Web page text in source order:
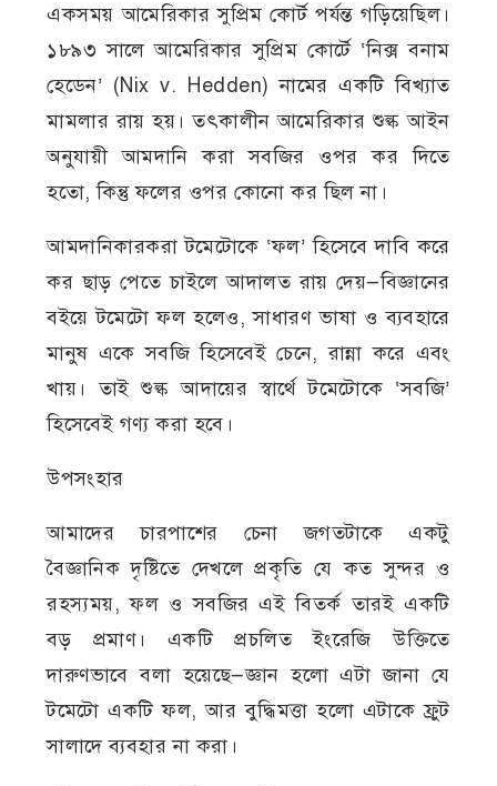
একসময় আমেরিকার সুপ্রিম কোর্ট পর্যন্ত গড়িয়েছিল।
১৮৯৩ সালে আমেরিকার সুপ্রিম কোর্টে ‘নিক্স বনাম
হেডেন’ (Nix v. Hedden) নামের একটি বিখ্যাত
মামলার রায় হয়। তৎকালীন আমেরিকার শুল্ক আইন
অনুযায়ী আমদানি করা সবজির ওপর কর দিতে
হতো, কিন্তু ফলের ওপর কোনো কর ছিল না।
আমদানিকারকরা টমেটোকে ‘ফল’ হিসেবে দাবি করে
কর ছাড় পেতে চাইলে আদালত রায় দেয়—বিজ্ঞানের
বইয়ে টমেটো ফল হলেও, সাধারণ ভাষা ও ব্যবহারে
মানুষ একে সবজি হিসেবেই চেনে, রান্না করে এবং
খায়। তাই শুল্ক আদায়ের স্বার্থে টমেটোকে ‘সবজি’
হিসেবেই গণ্য করা হবে।
উপসংহার
আমাদের চারপাশের চেনা জগতটাকে একটু
বৈজ্ঞানিক দৃষ্টিতে দেখলে প্রকৃতি যে কত সুন্দর ও
রহস্যময়, ফল ও সবজির এই বিতর্ক তারই একটি
বড় প্রমাণ। একটি প্রচলিত ইংরেজি উক্তিতে
দারুণভাবে বলা হয়েছে—জ্ঞান হলো এটা জানা যে
টমেটো একটি ফল, আর বুদ্ধিমত্তা হলো এটাকে ফ্রুট
সালাদে ব্যবহার না করা।